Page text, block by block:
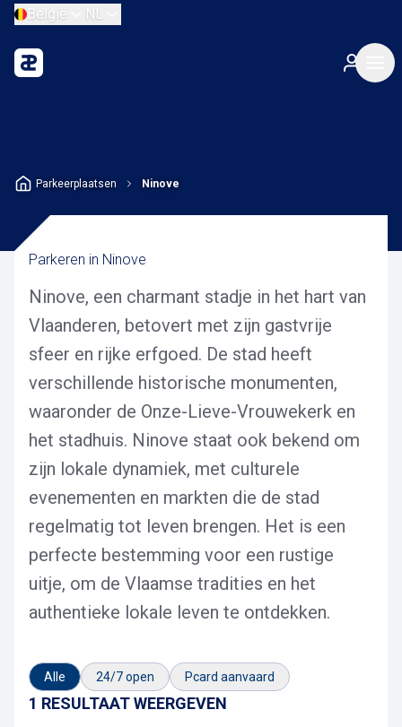
België NL
Parkeerplaatsen Ninove
Parkeren in Ninove
Ninove, een charmant stadje in het hart van
Vlaanderen, betovert met zijn gastvrije
sfeer en rijke erfgoed. De stad heeft
verschillende historische monumenten,
waaronder de Onze-Lieve-Vrouwekerk en
het stadhuis. Ninove staat ook bekend om
zijn lokale dynamiek, met culturele
evenementen en markten die de stad
regelmatig tot leven brengen. Het is een
perfecte bestemming voor een rustige
uitje, om de Vlaamse tradities en het
authentieke lokale leven te ontdekken.
Alle 24/7 open Pcard aanvaard
1 RESULTAAT WEERGEVEN